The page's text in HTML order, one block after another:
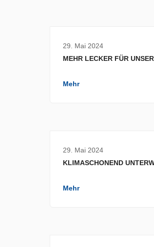
29. Mai 2024
MEHR LECKER FÜR
Mehr
29. Mai 2024
KLIMASCHONEND
Mehr